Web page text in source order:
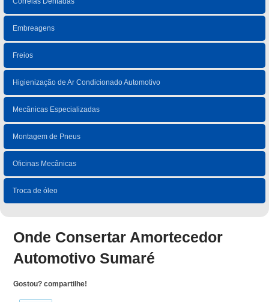
Embreagens
Freios
Higienização de Ar Condicionado Automotivo
Mecânicas Especializadas
Montagem de Pneus
Oficinas Mecânicas
Troca de óleo
Onde Consertar Amortecedor
Automotivo Sumaré
Gostou? compartilhe!